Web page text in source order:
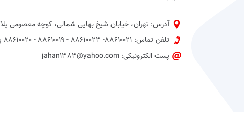
آدرس: تهران، خیابان شیخ بهایی شمالی، کوچه معصومی
تلفن تماس: 88610021- 88610023 - 88610019 - 88610020 پیش شماره 021
پست الکترونیکی: jahan1383@yahoo.com